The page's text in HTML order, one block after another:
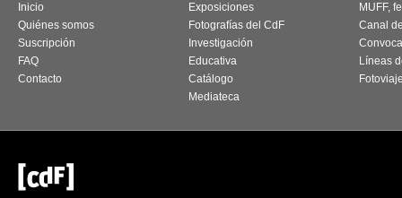
Inicio
Quiénes somos
Suscripción
FAQ
Contacto
Exposiciones
Fotografías del CdF
Investigación
Educativa
Catálogo
Mediateca
MUFF,
Canal
Líneas